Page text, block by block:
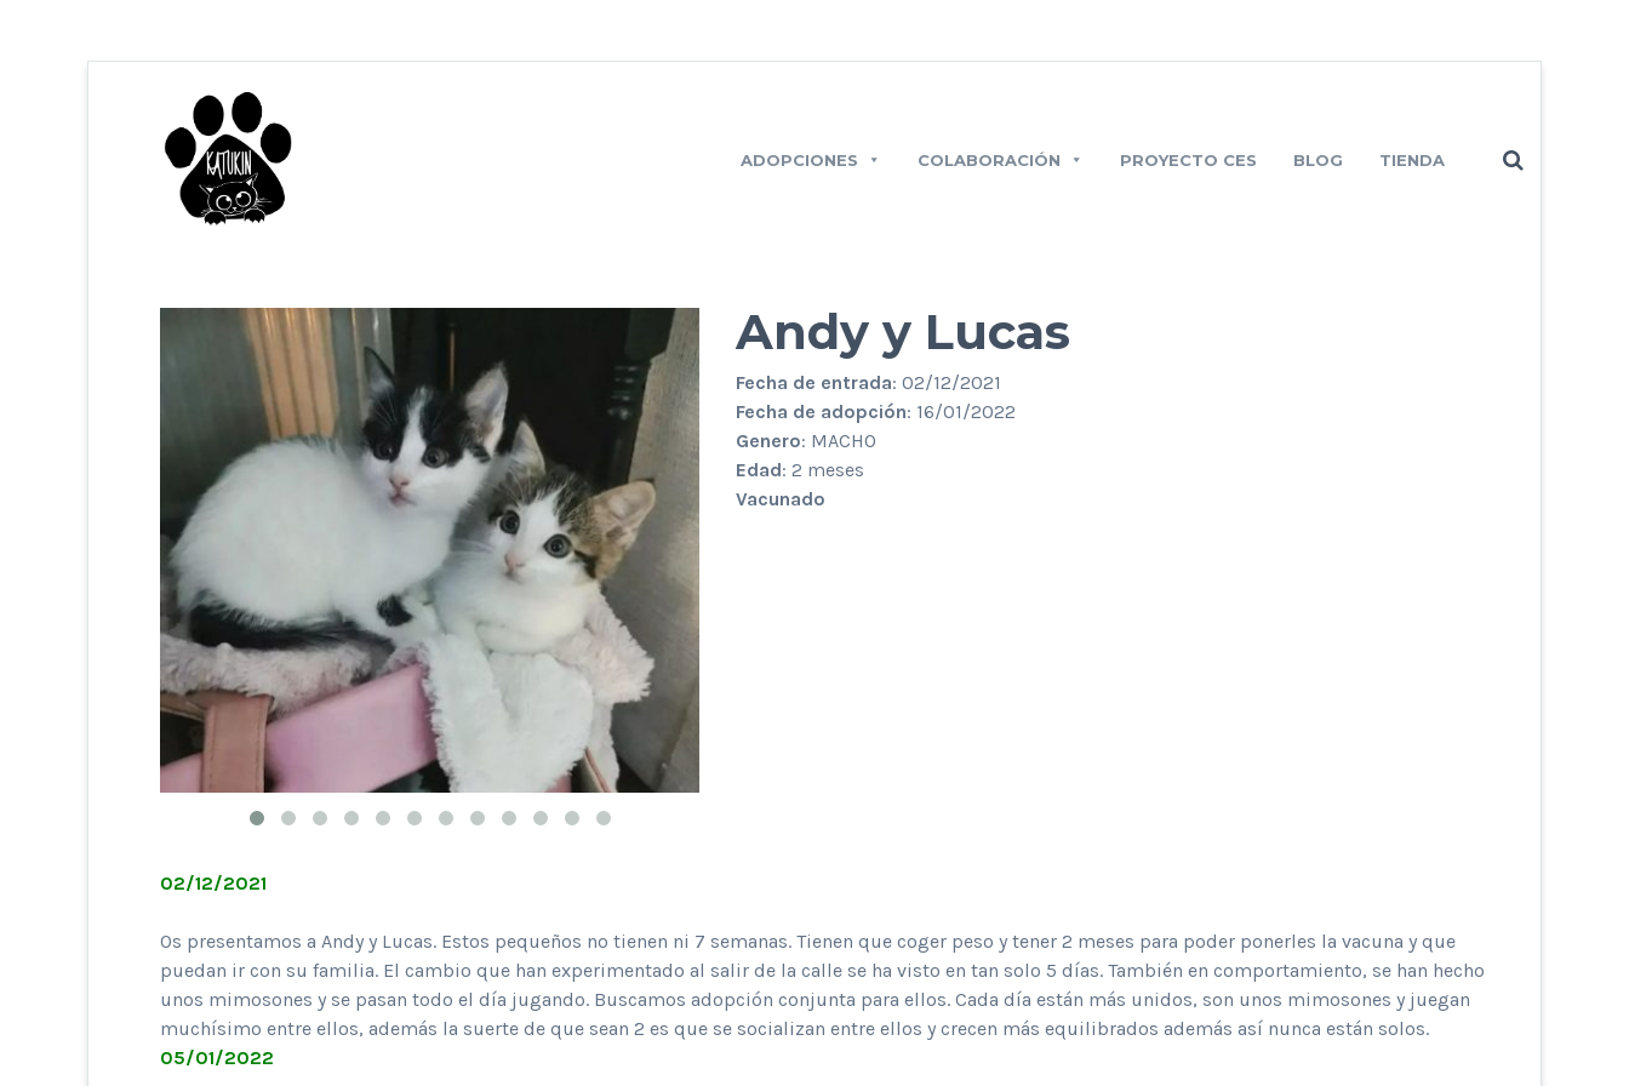
ADOPCIONES COLABORACIÓN PROYECTO CES BLOG TIENDA
Andy y Lucas
Fecha de entrada: 02/12/2021
Fecha de adopción: 16/01/2022
Genero: MACHO
Edad: 2 meses
Vacunado
02/12/2021
Os presentamos a Andy y Lucas. Estos pequeños no tienen ni 7 semanas. Tienen que coger peso y tener 2 meses para poder ponerles la vacuna y que
puedan ir con su familia. El cambio que han experimentado al salir de la calle se ha visto en tan solo 5 días. También en comportamiento, se han hecho
unos mimosones y se pasan todo el día jugando. Buscamos adopción conjunta para ellos. Cada día están más unidos, son unos mimosones y juegan
muchísimo entre ellos, además la suerte de que sean 2 es que se socializan entre ellos y crecen más equilibrados además así nunca están solos.
05/01/2022